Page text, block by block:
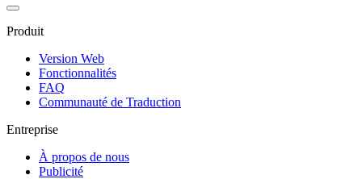
Produit
Version Web
Fonctionnalités
FAQ
Communauté de Traduction
Entreprise
À propos de nous
Publicité